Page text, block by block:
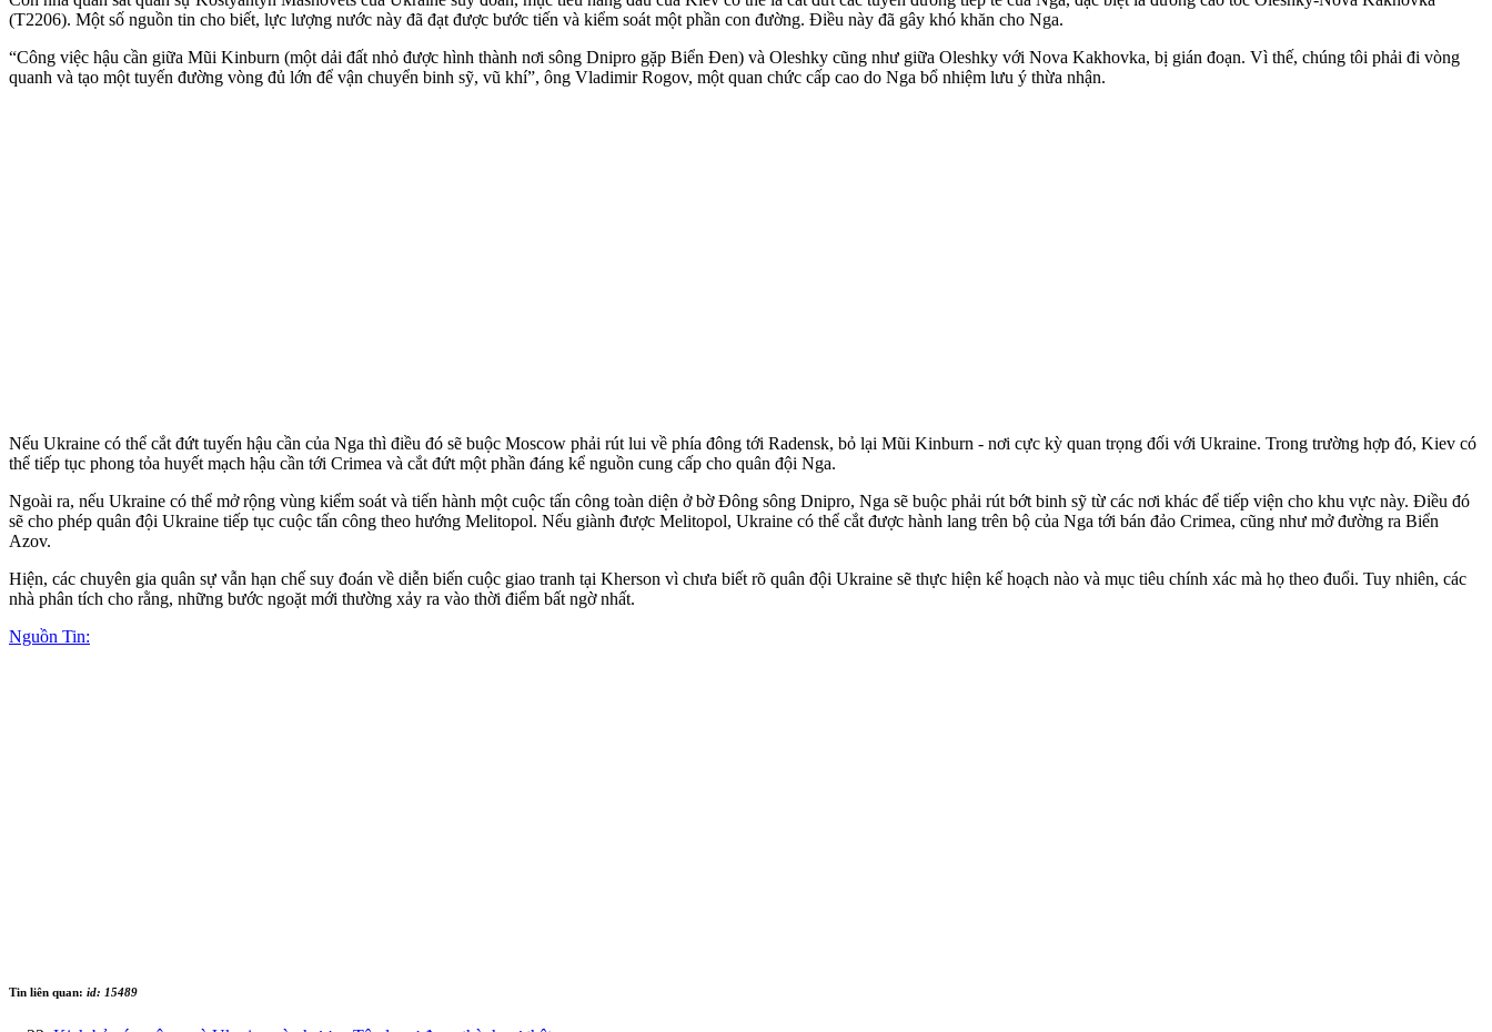
(T2206). Một số nguồn tin cho biết, lực lượng nước này đã đạt được bước tiến và kiểm soát một phần con đường. Điều này đã gây khó khăn cho Nga.
“Công việc hậu cần giữa Mũi Kinburn (một dải đất nhỏ được hình thành nơi sông Dnipro gặp Biển Đen) và Oleshky cũng như giữa Oleshky với Nova Kakhovka, bị gián đoạn. Vì thế, chúng tôi phải đi vòng
quanh và tạo một tuyến đường vòng đủ lớn để vận chuyển binh sỹ, vũ khí”, ông Vladimir Rogov, một quan chức cấp cao do Nga bổ nhiệm lưu ý thừa nhận.
Nếu Ukraine có thể cắt đứt tuyến hậu cần của Nga thì điều đó sẽ buộc Moscow phải rút lui về phía đông tới Radensk, bỏ lại Mũi Kinburn - nơi cực kỳ quan trọng đối với Ukraine. Trong trường hợp đó, Kiev có
thể tiếp tục phong tỏa huyết mạch hậu cần tới Crimea và cắt đứt một phần đáng kể nguồn cung cấp cho quân đội Nga.
Ngoài ra, nếu Ukraine có thể mở rộng vùng kiểm soát và tiến hành một cuộc tấn công toàn diện ở bờ Đông sông Dnipro, Nga sẽ buộc phải rút bớt binh sỹ từ các nơi khác để tiếp viện cho khu vực này. Điều đó
sẽ cho phép quân đội Ukraine tiếp tục cuộc tấn công theo hướng Melitopol. Nếu giành được Melitopol, Ukraine có thể cắt được hành lang trên bộ của Nga tới bán đảo Crimea, cũng như mở đường ra Biển
Azov.
Hiện, các chuyên gia quân sự vẫn hạn chế suy đoán về diễn biến cuộc giao tranh tại Kherson vì chưa biết rõ quân đội Ukraine sẽ thực hiện kế hoạch nào và mục tiêu chính xác mà họ theo đuổi. Tuy nhiên, các
nhà phân tích cho rằng, những bước ngoặt mới thường xảy ra vào thời điểm bất ngờ nhất.
Nguồn Tin:
Tin liên quan: id: 15489